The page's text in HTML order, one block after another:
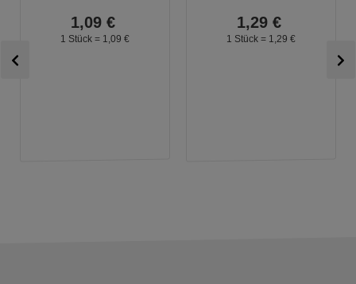
1,09 €
1 Stück = 1, 09 €
1,29 €
1 Stück = 1, 29 €